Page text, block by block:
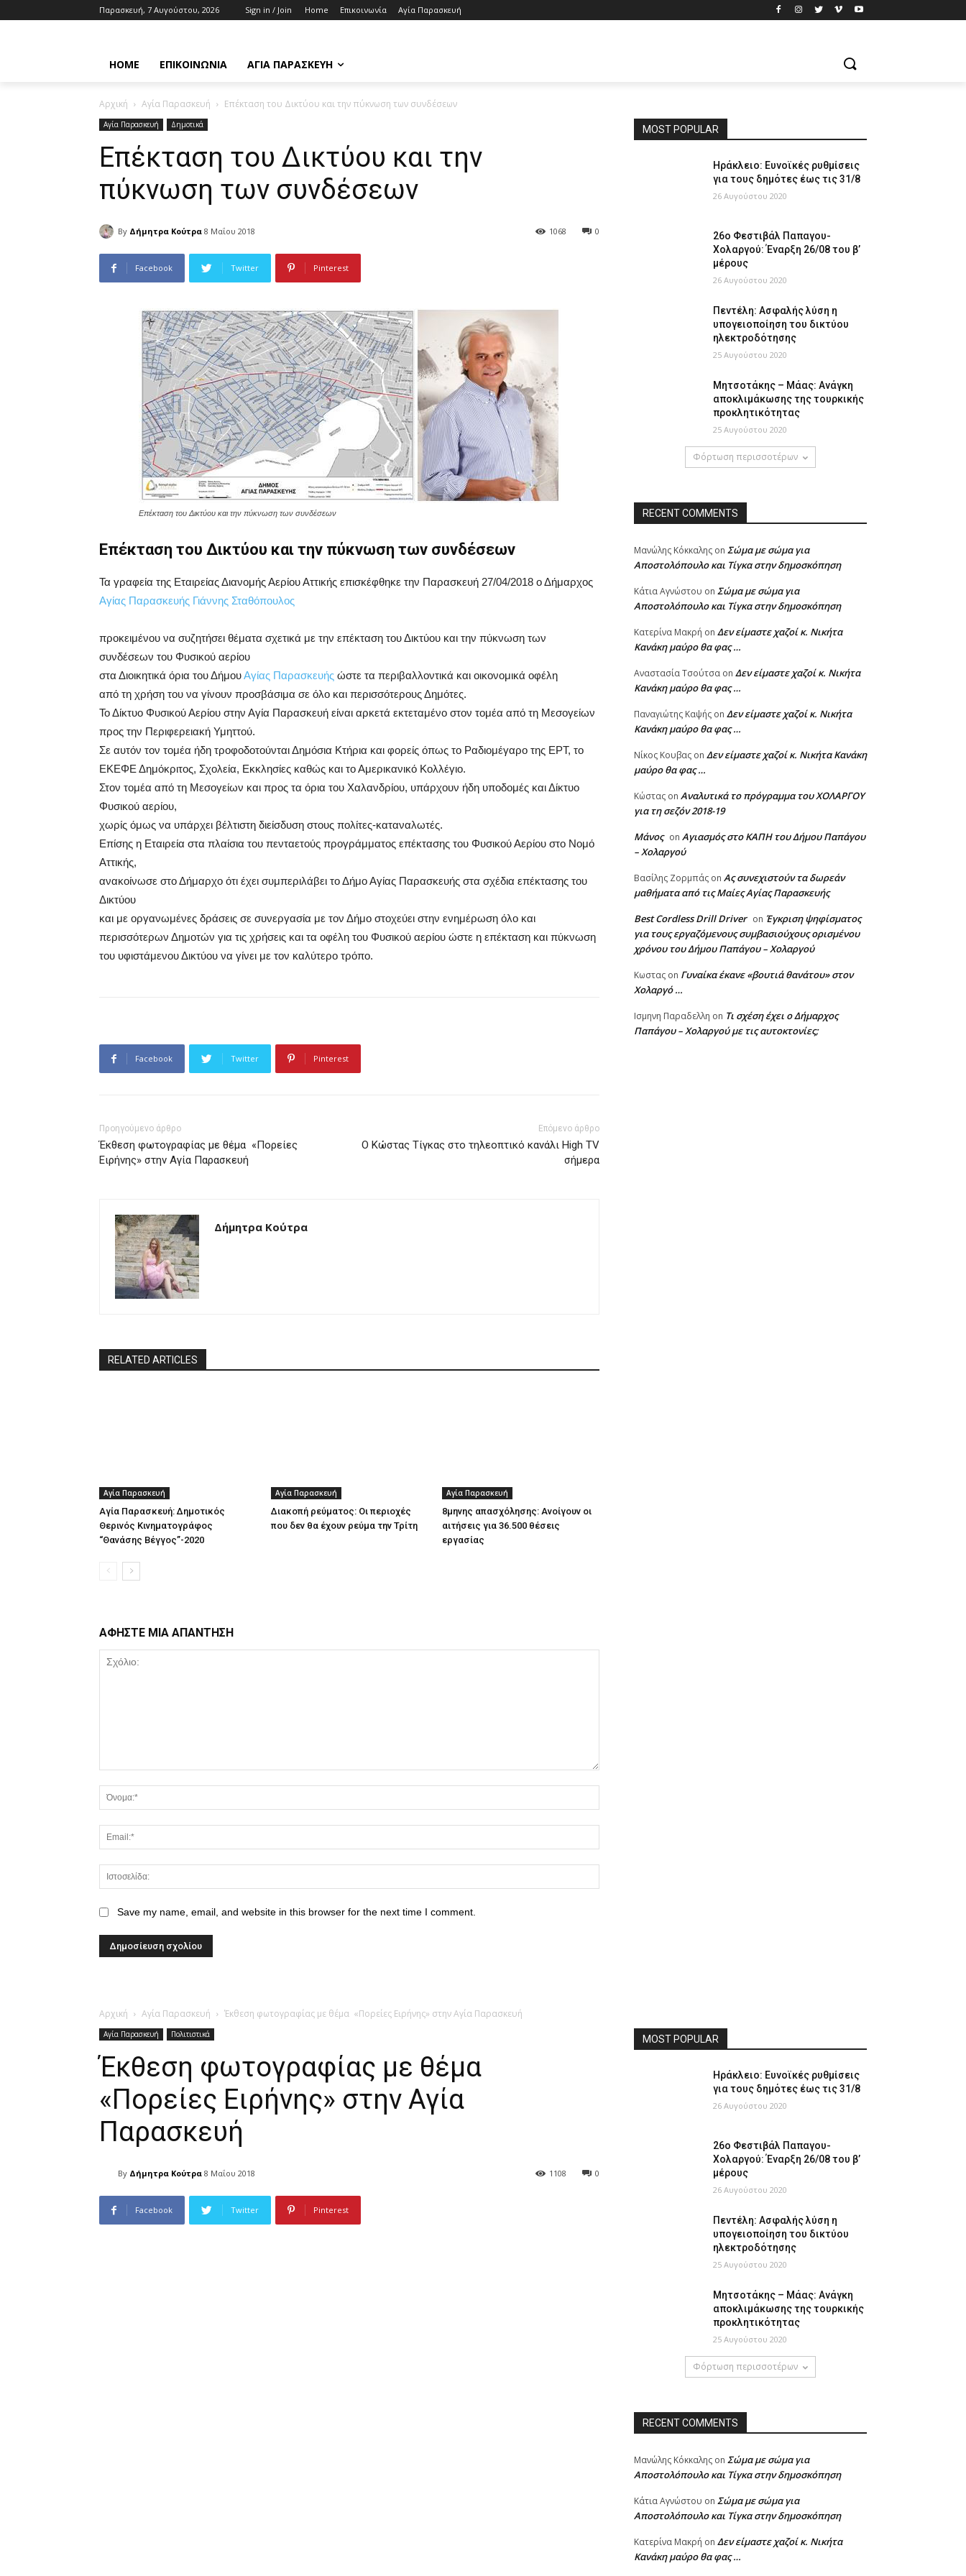
Παρασκευή, 7 Αυγούστου, 2026 Sign in / Join Home Επικοινωνία Αγία Παρασκευή
HOME ΕΠΙΚΟΙΝΩΝΊΑ ΑΓΊΑ ΠΑΡΑΣΚΕΥΉ
Αρχική Αγία Παρασκευή Eπέκταση του Δικτύου και την πύκνωση των συνδέσεων
Αγία Παρασκευή Δημοτικά
Eπέκταση του Δικτύου και την
πύκνωση των συνδέσεων
By Δήμητρα Κούτρα 8 Μαΐου 2018 0
1068
Facebook Twitter Pinterest
Eπέκταση του Δικτύου και την πύκνωση των συνδέσεων
Eπέκταση του Δικτύου και την πύκνωση των συνδέσεων
Τα γραφεία της Εταιρείας Διανομής Αερίου Αττικής επισκέφθηκε την Παρασκευή 27/04/2018 ο Δήμαρχος
Αγίας Παρασκευής Γιάννης Σταθόπουλος
προκειμένου να συζητήσει θέματα σχετικά με την επέκταση του Δικτύου και την πύκνωση των
συνδέσεων του Φυσικού αερίου
στα Διοικητικά όρια του ΔήμουΑγίας Παρασκευής ώστε τα περιβαλλοντικά και οικονομικά οφέλη
από τη χρήση του να γίνουν προσβάσιμα σε όλο και περισσότερους Δημότες.
Το Δίκτυο Φυσικού Αερίου στην Αγία Παρασκευή είναι αρκετά εκτεταμένο στον τομέα από τη Μεσογείων
προς την Περιφερειακή Υμηττού.
Σε αυτόν τον τομέα ήδη τροφοδοτούνται Δημόσια Κτήρια και φορείς όπως το Ραδιομέγαρο της ΕΡΤ, το
ΕΚΕΦΕ Δημόκριτος, Σχολεία, Εκκλησίες καθώς και το Αμερικανικό Κολλέγιο.
Στον τομέα από τη Μεσογείων και προς τα όρια του Χαλανδρίου, υπάρχουν ήδη υποδομές και Δίκτυο
Φυσικού αερίου,
χωρίς όμως να υπάρχει βέλτιστη διείσδυση στους πολίτες-καταναλωτές.
Επίσης η Εταιρεία στα πλαίσια του πενταετούς προγράμματος επέκτασης του Φυσικού Αερίου στο Νομό
Αττικής,
ανακοίνωσε στο Δήμαρχο ότι έχει συμπεριλάβει το Δήμο Αγίας Παρασκευής στα σχέδια επέκτασης του
Δικτύου
και με οργανωμένες δράσεις σε συνεργασία με τον Δήμο στοχεύει στην ενημέρωση όλο και
περισσότερων Δημοτών για τις χρήσεις και τα οφέλη του Φυσικού αερίου ώστε η επέκταση και πύκνωση
του υφιστάμενου Δικτύου να γίνει με τον καλύτερο τρόπο.
Facebook Twitter Pinterest
Προηγούμενο άρθρο
Έκθεση φωτογραφίας με θέμα «Πορείες
Ειρήνης» στην Αγία Παρασκευή
Επόμενο άρθρο
O Kώστας Τίγκας στο τηλεοπτικό κανάλι High TV
σήμερα
Δήμητρα Κούτρα
RELATED ARTICLES
Αγία Παρασκευή
Αγία Παρασκευή: Δημοτικός
Θερινός Κινηματογράφος
“Θανάσης Βέγγος”-2020
Αγία Παρασκευή
Διακοπή ρεύματος: Οι περιοχές
που δεν θα έχουν ρεύμα την Τρίτη
Αγία Παρασκευή
8μηνης απασχόλησης: Ανοίγουν οι
αιτήσεις για 36.500 θέσεις
εργασίας
ΑΦΗΣΤΕ ΜΙΑ ΑΠΑΝΤΗΣΗ
Save my name, email, and website in this browser for the next time I comment.
MOST POPULAR
Ηράκλειο: Ευνοϊκές ρυθμίσεις
για τους δημότες έως τις 31/8
26 Αυγούστου 2020
26ο Φεστιβάλ Παπαγου-
Χολαργού: Έναρξη 26/08 του β’
μέρους
26 Αυγούστου 2020
Πεντέλη: Ασφαλής λύση η
υπογειοποίηση του δικτύου
ηλεκτροδότησης
25 Αυγούστου 2020
Μητσοτάκης – Μάας: Ανάγκη
αποκλιμάκωσης της τουρκικής
προκλητικότητας
25 Αυγούστου 2020
Φόρτωση περισσοτέρων
RECENT COMMENTS
Μανώλης Κόκκαλης on Σώμα με σώμα για
Αποστολόπουλο και Τίγκα στην δημοσκόπηση
Κάτια Αγνώστου on Σώμα με σώμα για
Αποστολόπουλο και Τίγκα στην δημοσκόπηση
Κατερίνα Μακρή on Δεν είμαστε χαζοί κ. Νικήτα
Κανάκη μαύρο θα φας …
Αναστασία Τσούτσα on Δεν είμαστε χαζοί κ. Νικήτα
Κανάκη μαύρο θα φας …
Παναγιώτης Καψής on Δεν είμαστε χαζοί κ. Νικήτα
Κανάκη μαύρο θα φας …
Νίκος Κουβας on Δεν είμαστε χαζοί κ. Νικήτα Κανάκη
μαύρο θα φας …
Κώστας on Αναλυτικά το πρόγραμμα του ΧΟΛΑΡΓΟΥ
για τη σεζόν 2018-19
Mάνος on Αγιασμός στο ΚΑΠΗ του Δήμου Παπάγου
– Χολαργού
Βασίλης Ζορμπάς on Ας συνεχιστούν τα δωρεάν
μαθήματα από τις Μαίες Αγίας Παρασκευής
Best Cordless Drill Driver on Έγκριση ψηφίσματος
για τους εργαζόμενους συμβασιούχους ορισμένου
χρόνου του Δήμου Παπάγου – Χολαργού
Κωστας on Γυναίκα έκανε «βουτιά θανάτου» στον
Χολαργό …
Ισμηνη Παραδελλη on Τι σχέση έχει ο Δήμαρχος
Παπάγου – Χολαργού με τις αυτοκτονίες;